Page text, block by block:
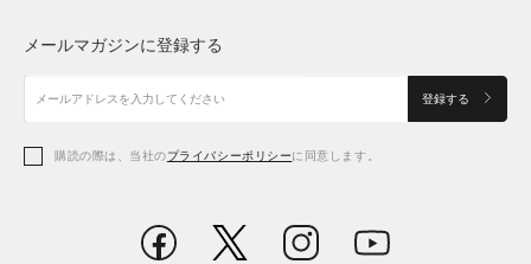
アクセサリー
アクセサリー
シューズ
アクセサリー
シューズ
メールマガジンに登録する
登録する
購読の際は、当社のプライバシーポリシーに同意します。